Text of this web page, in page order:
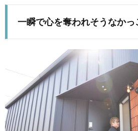
一瞬で心を奪われそうなか